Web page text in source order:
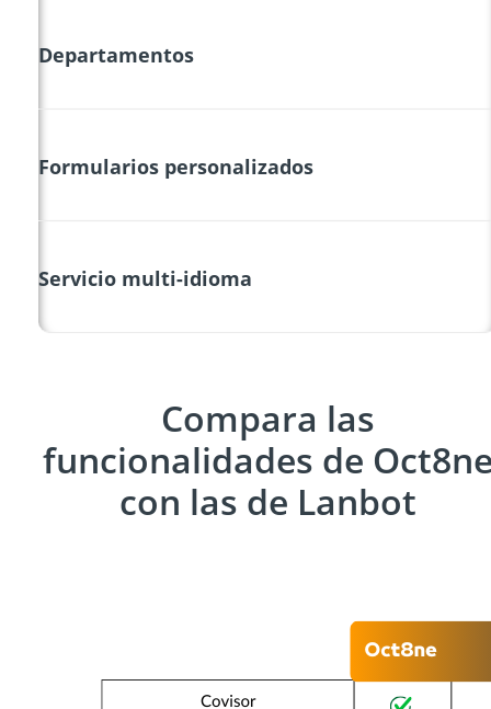
Departamentos
Formularios personalizados
Servicio multi-idioma
Compara las
funcionalidades de
con las de Lanbot